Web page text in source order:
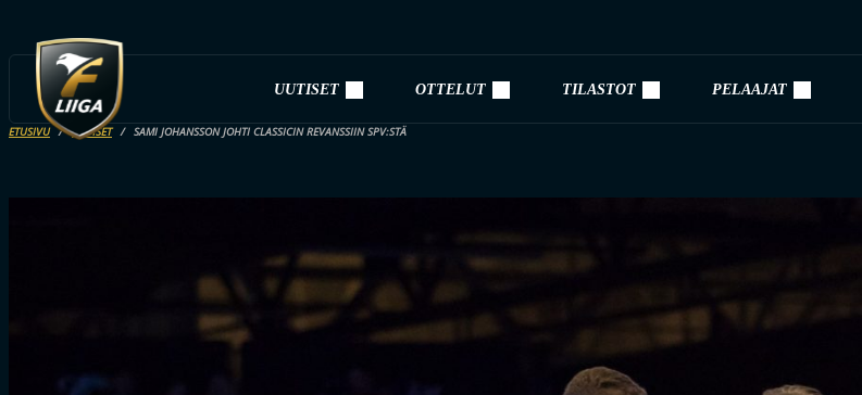
UUTISET OTTELUT TILASTOT PELAAJAT
ETUSIVU UUTISET SAMI JOHANSSON JOHTI CLASSICIN REVANSSIIN SPV:STÄ